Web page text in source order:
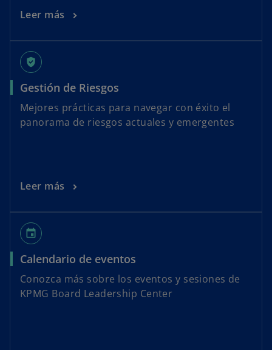
Leer más
gpp_good
Gestión de Riesgos
Mejores prácticas para navegar con éxito el
panorama de riesgos actuales y emergentes
Leer más
event
Calendario de eventos
Conozca más sobre los eventos y sesiones de
KPMG Board Leadership Center